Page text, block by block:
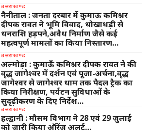
उत्तराखण्ड
नैनीताल : जनता दरबार में कुमाऊ कमिश्नर
दीपक रावत ने भूमि विवाद, धोखाधड़ी से
धनराशि हड़पने,अवैध निर्माण जैसे कई
महत्वपूर्ण मामलों का किया निस्तारण…
उत्तराखण्ड
अल्मोड़ा : कुमाऊँ कमिश्नर दीपक रावत ने की
वृद्ध जागेश्वर में दर्शन एवं पूजा-अर्चना,वृद्ध
जागेश्वर से जागेश्वर धाम तक पैदल ट्रैक का
किया निरीक्षण, पर्यटन सुविधाओं के
सुदृढ़ीकरण के दिए निर्देश…
उत्तराखण्ड
हल्द्वानी : मौसम विभाग ने 28 एवं 29 जुलाई
को जारी किया ऑरेंज अलर्ट…